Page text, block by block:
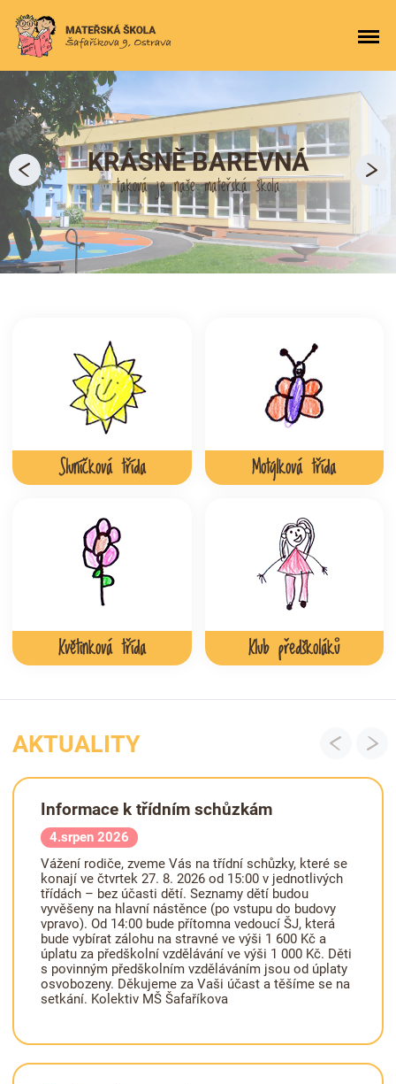
KRÁSNĚ BAREVNÁ
taková je naše mateřská škola
Sluníčková třída Motýlková třída
Květinková třída Klub předškoláků
AKTUALITY
Informace k třídním schůzkám
4.srpen 2026
Vážení rodiče, zveme Vás na třídní schůzky, které se
konají ve čtvrtek 27. 8. 2026 od 15:00 v jednotlivých
třídách – bez účasti dětí. Seznamy dětí budou
vyvěšeny na hlavní nástěnce (po vstupu do budovy
vpravo). Od 14:00 bude přítomna vedoucí ŠJ, která
bude vybírat zálohu na stravné ve výši 1 600 Kč a
úplatu za předškolní vzdělávání ve výši 1 000 Kč. Děti
s povinným předškolním vzděláváním jsou od úplaty
osvobozeny. Děkujeme za Vaši účast a těšíme se na
setkání. Kolektiv MŠ Šafaříkova